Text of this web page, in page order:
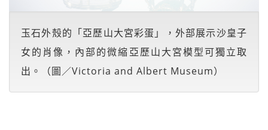
玉石外殼的「亞歷山大宮彩蛋」，外部展示沙皇子
女的肖像，內部的微縮亞歷山大宮模型可獨立取
出。（圖／Victoria and Albert Museum）